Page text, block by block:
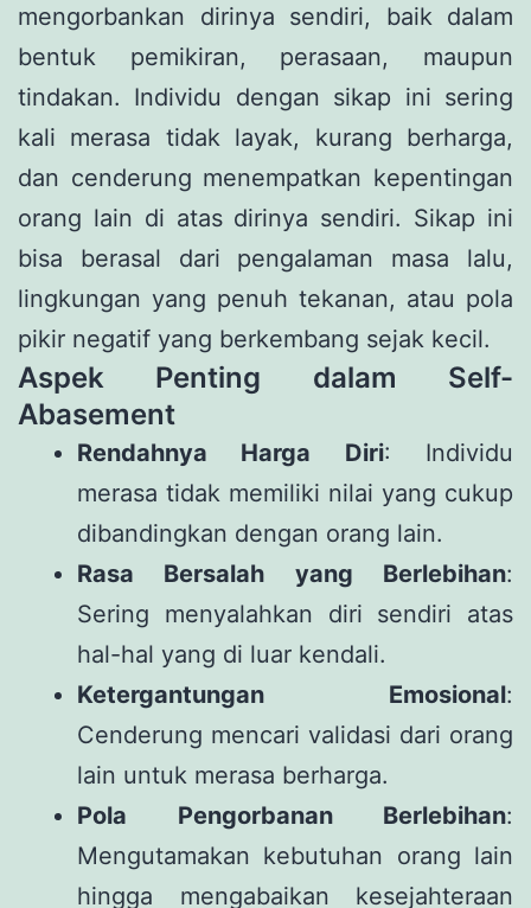
mengorbankan dirinya sendiri, baik dalam
bentuk pemikiran, perasaan, maupun
tindakan. Individu dengan sikap ini sering
kali merasa tidak layak, kurang berharga,
dan cenderung menempatkan kepentingan
orang lain di atas dirinya sendiri. Sikap ini
bisa berasal dari pengalaman masa lalu,
lingkungan yang penuh tekanan, atau pola
pikir negatif yang berkembang sejak kecil.
Aspek Penting dalam Self-
Abasement
Rendahnya Harga Diri: Individu
merasa tidak memiliki nilai yang cukup
dibandingkan dengan orang lain.
Rasa Bersalah yang Berlebihan:
Sering menyalahkan diri sendiri atas
hal-hal yang di luar kendali.
Ketergantungan Emosional:
Cenderung mencari validasi dari orang
lain untuk merasa berharga.
Pola Pengorbanan Berlebihan:
Mengutamakan kebutuhan orang lain
hingga mengabaikan kesejahteraan